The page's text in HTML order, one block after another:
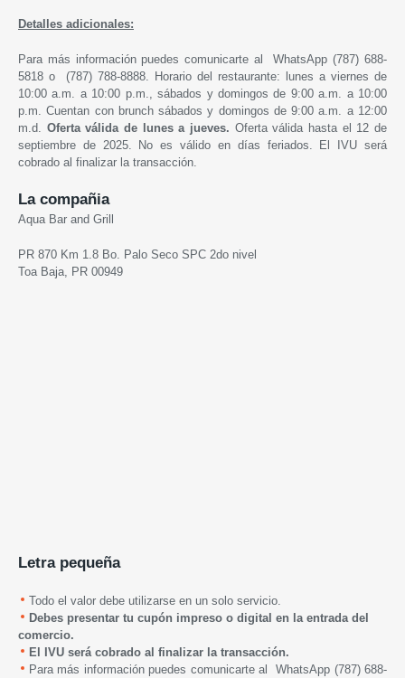
Detalles adicionales:
Para más información puedes comunicarte al WhatsApp (787) 688-
5818 o (787) 788-8888. Horario del restaurante: lunes a viernes de
10:00 a.m. a 10:00 p.m., sábados y domingos de 9:00 a.m. a 10:00
p.m. Cuentan con brunch sábados y domingos de 9:00 a.m. a 12:00
m.d. Oferta válida de lunes a jueves. Oferta válida hasta el 12 de
septiembre de 2025. No es válido en días feriados. El IVU será
cobrado al finalizar la transacción.
La compañia
Aqua Bar and Grill
PR 870 Km 1.8 Bo. Palo Seco SPC 2do nivel
Toa Baja, PR 00949
Letra pequeña
Todo el valor debe utilizarse en un solo servicio.
Debes presentar tu cupón impreso o digital en la entrada del
comercio.
El IVU será cobrado al finalizar la transacción.
Para más información puedes comunicarte al WhatsApp (787) 688-